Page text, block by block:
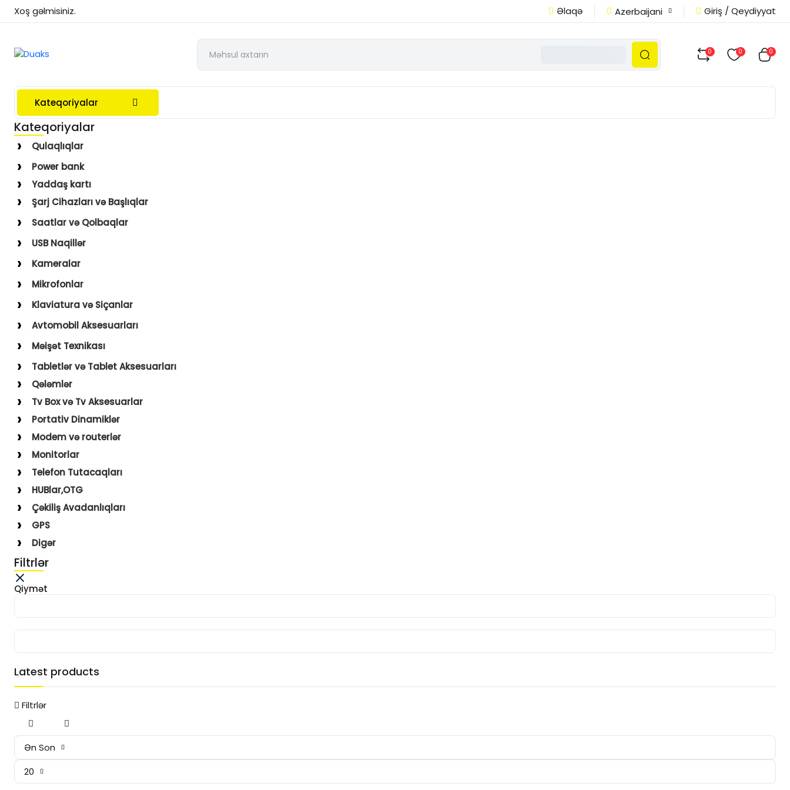
Xoş gəlmisiniz. Əlaqə Azerbaijani Giriş / Qeydiyyat
0 0 0
Kateqoriyalar
Kateqoriyalar
Qulaqlıqlar
Simli Qulaqlıqlar
Simsiz Qulaqlıqlar
Qulaqüstü
Power bank
Yaddaş kartı
Şarj Cihazları və Başlıqlar
Simsiz
Simli
Saatlar və Qolbaqlar
Saatlar
Saat Qolbaqları
USB Naqillər
Type-C–Lightning
USB–Type-C
USB–Lightning
USB–Micro
Kameralar
Action kameralar (Sport)
Uşaq Kameraları
Mikrofonlar
Karaoke Mikrofonları
Yaxa Mikrofonları
Klaviatura və Siçanlar
Klaviatura və Siçan
Mousepad
Avtomobil Aksesuarları
Digər Aksesuarlar
Holder
FM Modulyatorlar
Avto Başlıq
Məişət Texnikası
Saçqırxan, Üzqırxan
Sobalar
Fenlər
Blender, Toster, Kettle
Tabletlər və Tablet Aksesuarları
Qələmlər
Tv Box və Tv Aksesuarlar
Portativ Dinamiklər
Modem və routerlər
Monitorlar
Telefon Tutacaqları
HUBlar,OTG
Çəkiliş Avadanlıqları
GPS
Digər
Filtrlər
Qiymət
Latest products
Filtrlər
Ən Son
20